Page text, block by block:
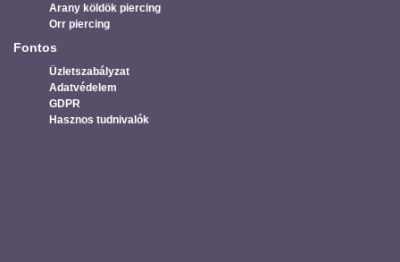
Arany köldök piercing
Orr piercing
Fontos
Üzletszabályzat
Adatvédelem
GDPR
Hasznos tudnivalók